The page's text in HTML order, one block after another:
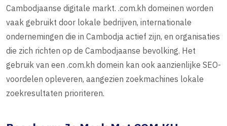
Cambodjaanse digitale markt. .com.kh domeinen worden
vaak gebruikt door lokale bedrijven, internationale
ondernemingen die in Cambodja actief zijn, en organisaties
die zich richten op de Cambodjaanse bevolking. Het
gebruik van een .com.kh domein kan ook aanzienlijke SEO-
voordelen opleveren, aangezien zoekmachines lokale
zoekresultaten prioriteren.